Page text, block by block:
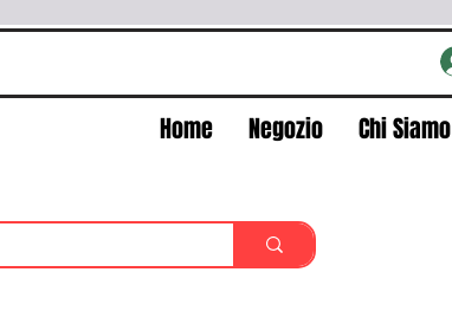
Home Negozio Chi Siamo